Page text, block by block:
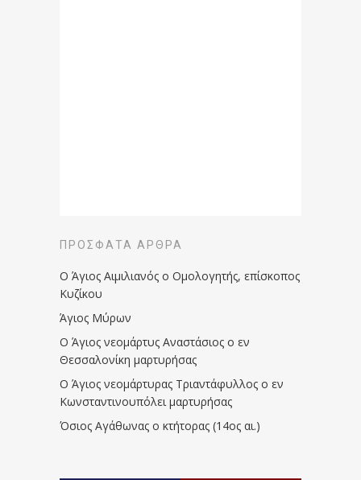
ΠΡΌΣΦΑΤΑ ΆΡΘΡΑ
Ο Άγιος Αιμιλιανός ο Ομολογητής, επίσκοπος
Κυζίκου
Άγιος Μύρων
Ο Άγιος νεομάρτυς Αναστάσιος ο εν
Θεσσαλονίκη μαρτυρήσας
Ο Άγιος νεομάρτυρας Τριαντάφυλλος ο εν
Κωνσταντινουπόλει μαρτυρήσας
Όσιος Αγάθωνας ο κτήτορας (14ος αι.)